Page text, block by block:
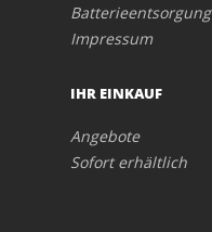
Batterieentsorgung
Impressum
IHR EINKAUF
Angebote
Sofort erhältlich